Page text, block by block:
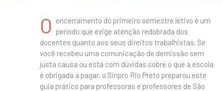
O
encerramento do primeiro semestre letivo é um
período que exige atenção redobrada dos
docentes quanto aos seus direitos trabalhistas. Se
você recebeu uma comunicação de demissão sem
justa causa ou está com dúvidas sobre o que a escola
é obrigada a pagar, o Sinpro Rio Preto preparou este
guia prático para professoras e professores de São